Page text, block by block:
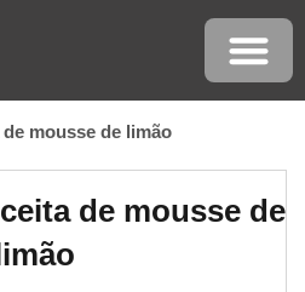
de mousse de limão
de mousse de